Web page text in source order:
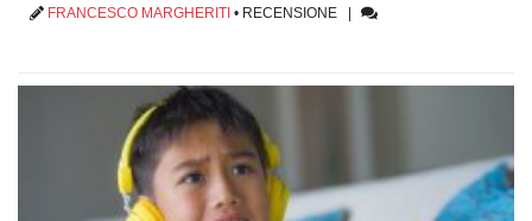
FRANCESCO MARGHERITI • RECENSIONE